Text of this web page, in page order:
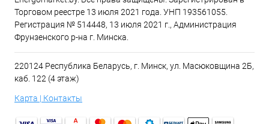
Торговом реестре 13 июля 2021 года. УНП 193561055.
Регистрация № 514448, 13 июля 2021 г., Администрация
Фрунзенского р-на г. Минска.
220124 Республика Беларусь, г. Минск, ул. Масюковщина 2Б,
каб. 122 (4 этаж)
Карта | Контакты